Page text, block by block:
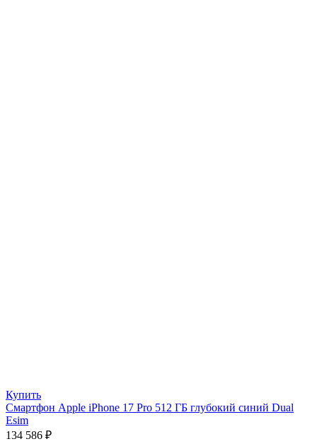
Купить
Смартфон Apple iPhone 17 Pro 512 ГБ глубокий синий Dual
Esim
134 586 ₽